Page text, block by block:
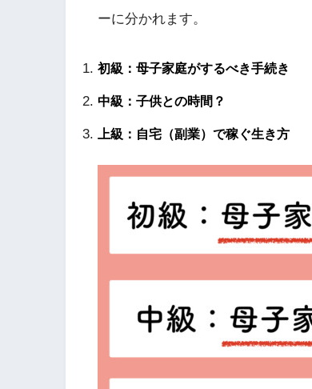
ーに分かれます。
初級：母子家庭がするべき手続き
中級：子供との時間？
上級：自宅（副業）で稼ぐ生き方